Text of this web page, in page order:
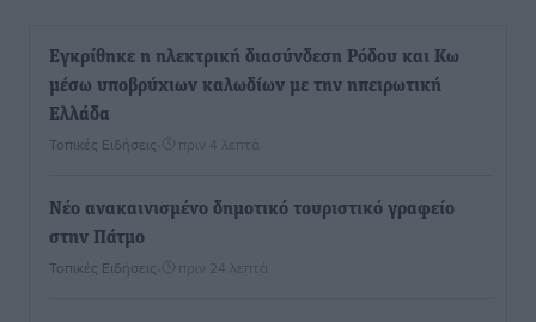
Εγκρίθηκε η ηλεκτρική διασύνδεση Ρόδου και Κω
μέσω υποβρύχιων καλωδίων με την ηπειρωτική
Ελλάδα
Τοπικές Ειδήσεις πριν 4 λεπτά
Νέο ανακαινισμένο δημοτικό τουριστικό γραφείο
στην Πάτμο
Τοπικές Ειδήσεις πριν 24 λεπτά